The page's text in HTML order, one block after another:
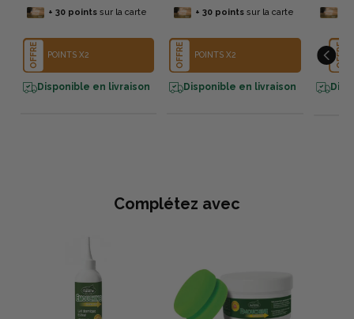
+30 points sur la carte
OFFRE POINTS X2
Disponible en livraison
+ 30pointssur la carte
OFFRE POINTS X2
Disponible en livraison
OFFRE
Complétez avec